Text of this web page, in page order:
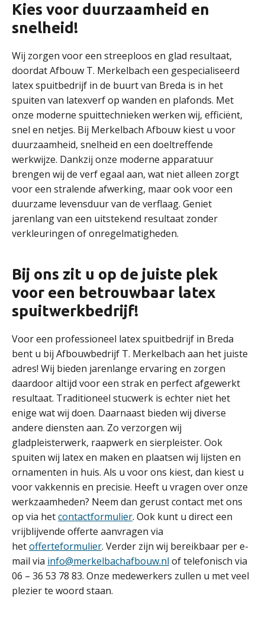
Kies voor duurzaamheid en
snelheid!
Wij zorgen voor een streeploos en glad resultaat,
doordat Afbouw T. Merkelbach een gespecialiseerd
latex spuitbedrijf in de buurt van Breda is in het
spuiten van latexverf op wanden en plafonds. Met
onze moderne spuittechnieken werken wij, efficiënt,
snel en netjes. Bij Merkelbach Afbouw kiest u voor
duurzaamheid, snelheid en een doeltreffende
werkwijze. Dankzij onze moderne apparatuur
brengen wij de verf egaal aan, wat niet alleen zorgt
voor een stralende afwerking, maar ook voor een
duurzame levensduur van de verflaag. Geniet
jarenlang van een uitstekend resultaat zonder
verkleuringen of onregelmatigheden.
Bij ons zit u op de juiste plek
voor een betrouwbaar latex
spuitwerkbedrijf!
Voor een professioneel latex spuitbedrijf in Breda
bent u bij Afbouwbedrijf T. Merkelbach aan het juiste
adres! Wij bieden jarenlange ervaring en zorgen
daardoor altijd voor een strak en perfect afgewerkt
resultaat. Traditioneel stucwerk is echter niet het
enige wat wij doen. Daarnaast bieden wij diverse
andere diensten aan. Zo verzorgen wij
gladpleisterwerk, raapwerk en sierpleister. Ook
spuiten wij latex en maken en plaatsen wij lijsten en
ornamenten in huis. Als u voor ons kiest, dan kiest u
voor vakkennis en precisie. Heeft u vragen over onze
werkzaamheden? Neem dan gerust contact met ons
op via hetcontactformulier. Ook kunt u direct een
vrijblijvende offerte aanvragen via
hetofferteformulier. Verder zijn wij bereikbaar per e-
mail via info@merkelbachafbouw.nl of telefonisch via
06 – 36 53 78 83. Onze medewerkers zullen u met veel
plezier te woord staan.